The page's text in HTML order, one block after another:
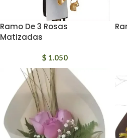
Ramo De 3 Rosas
Matizadas
$ 1.050